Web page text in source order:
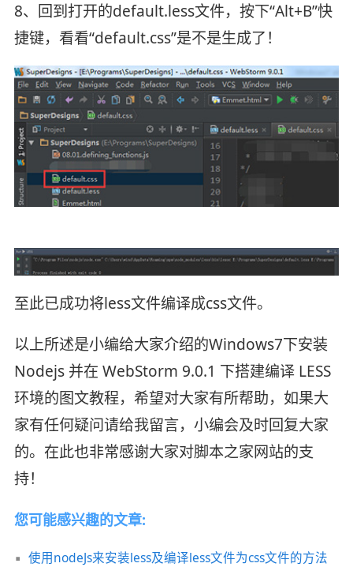
8、回到打开的default.less文件，按下“Alt+B”快
捷键，看看“default.css”是不是生成了！
至此已成功将less文件编译成css文件。
以上所述是小编给大家介绍的Windows7下安装
Nodejs 并在 WebStorm 9.0.1 下搭建编译 LESS
环境的图文教程，希望对大家有所帮助，如果大
家有任何疑问请给我留言，小编会及时回复大家
的。在此也非常感谢大家对脚本之家网站的支
持！
您可能感兴趣的文章:
使用nodeJs来安装less及编译less文件为css文件的方法